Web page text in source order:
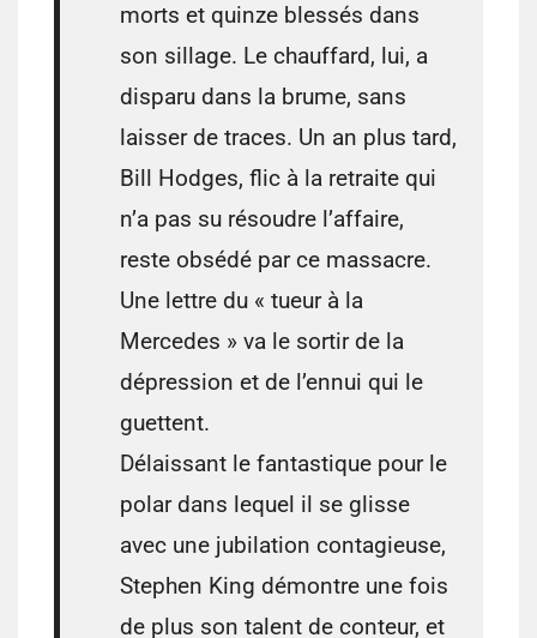
morts et quinze blessés dans
son sillage. Le chauffard, lui, a
disparu dans la brume, sans
laisser de traces. Un an plus tard,
Bill Hodges, flic à la retraite qui
n’a pas su résoudre l’affaire,
reste obsédé par ce massacre.
Une lettre du « tueur à la
Mercedes » va le sortir de la
dépression et de l’ennui qui le
guettent.
Délaissant le fantastique pour le
polar dans lequel il se glisse
avec une jubilation contagieuse,
Stephen King démontre une fois
de plus son talent de conteur, et